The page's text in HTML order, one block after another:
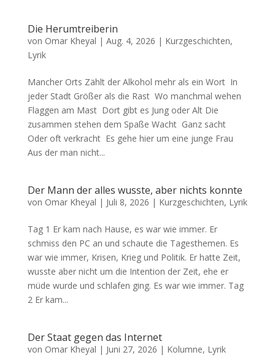
Die Herumtreiberin
von Omar Kheyal | Aug. 4, 2026 | Kurzgeschichten,
Lyrik
Mancher Orts Zählt der Alkohol mehr als ein Wort In
jeder Stadt Größer als die Rast Wo manchmal wehen
Flaggen am Mast Dort gibt es Jung oder Alt Die
zusammen stehen dem Spaße Wacht Ganz sacht
Oder oft verkracht Es gehe hier um eine junge Frau
Aus der man nicht...
Der Mann der alles wusste, aber nichts konnte
von Omar Kheyal | Juli 8, 2026 | Kurzgeschichten, Lyrik
Tag 1 Er kam nach Hause, es war wie immer. Er
schmiss den PC an und schaute die Tagesthemen. Es
war wie immer, Krisen, Krieg und Politik. Er hatte Zeit,
wusste aber nicht um die Intention der Zeit, ehe er
müde wurde und schlafen ging. Es war wie immer. Tag
2 Er kam...
Der Staat gegen das Internet
von Omar Kheyal | Juni 27, 2026 | Kolumne, Lyrik